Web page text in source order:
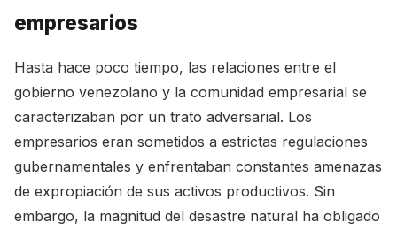
empresarios
Hasta hace poco tiempo, las relaciones entre el
gobierno venezolano y la comunidad empresarial se
caracterizaban por un trato adversarial. Los
empresarios eran sometidos a estrictas regulaciones
gubernamentales y enfrentaban constantes amenazas
de expropiación de sus activos productivos. Sin
embargo, la magnitud del desastre natural ha obligado